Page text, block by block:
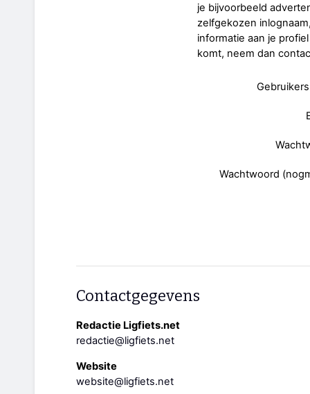
je bijvoorbeeld
zelfgekozen
informatie aan je
komt, neem dan
Wachtwoord
Contactgegevens
Redactie Ligfiets.net
redactie@ligfiets.net
Website
website@ligfiets.net